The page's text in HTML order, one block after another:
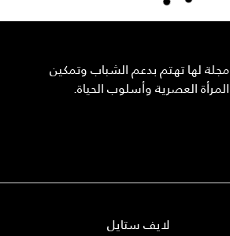
مجلة لها تهتم بدعم الشباب وتمكين
المرأة العصرية وأسلوب الحياة.
لايف ستايل